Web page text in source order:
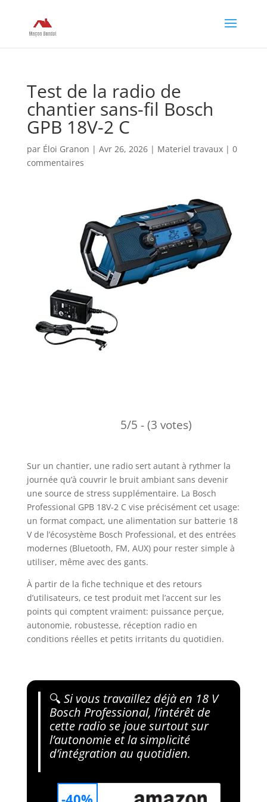
Test de la radio de
chantier sans-fil Bosch
GPB 18V-2 C
par Éloi Granon | Avr 26, 2026| Materiel travaux| 0
commentaires
5/5 - (3 votes)
Sur un chantier, une radio sert autant à rythmer la
journée qu’à couvrir le bruit ambiant sans devenir
une source de stress supplémentaire. La Bosch
Professional GPB 18V-2 C vise précisément cet usage:
un format compact, une alimentation sur batterie 18
V de l’écosystème Bosch Professional, et des entrées
modernes (Bluetooth, FM, AUX) pour rester simple à
utiliser, même avec des gants.
À partir de la fiche technique et des retours
d’utilisateurs, ce test produit met l’accent sur les
points qui comptent vraiment: puissance perçue,
autonomie, robustesse, réception radio en
conditions réelles et petits irritants du quotidien.
🔍 Si vous travaillez déjà en 18 V
Bosch Professional, l’intérêt de
cette radio se joue surtout sur
l’autonomie et la simplicité
d’intégration au quotidien.